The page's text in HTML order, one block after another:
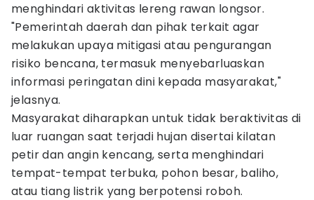
menghindari aktivitas lereng rawan longsor.
"Pemerintah daerah dan pihak terkait agar
melakukan upaya mitigasi atau pengurangan
risiko bencana, termasuk menyebarluaskan
informasi peringatan dini kepada masyarakat,"
jelasnya.
Masyarakat diharapkan untuk tidak beraktivitas di
luar ruangan saat terjadi hujan disertai kilatan
petir dan angin kencang, serta menghindari
tempat-tempat terbuka, pohon besar, baliho,
atau tiang listrik yang berpotensi roboh.